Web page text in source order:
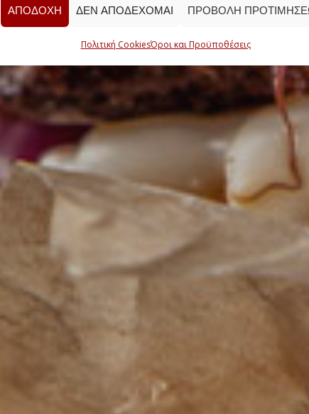
ΑΠΟΔΟΧΉ ΔΕΝ ΑΠΟΔΈΧΟΜΑΙ ΠΡΟΒΟΛΉ
Πολιτική CookiesΌροι και Προϋποθέσεις